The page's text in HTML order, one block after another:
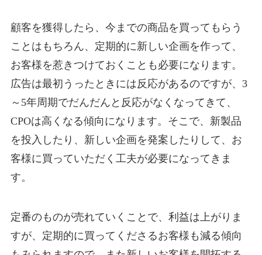
顧客を獲得したら、今までの商品を買ってもらう
ことはもちろん、定期的に新しい企画を作って、
お客様を惹きつけておくことも必要になります。
広告は最初うったときには反応があるのですが、3
～5年周期でだんだんと反応がなくなってきて、
CPOは高くなる傾向になります。そこで、新製品
を投入したり、新しい企画を発案したりして、お
客様に買っていただく工夫が必要になってきま
す。
定番のものが売れていくことで、利益は上がりま
すが、定期的に買ってくださるお客様も減る傾向